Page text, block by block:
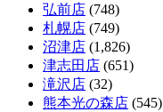
弘前店 (748)
札幌店 (749)
沼津店 (1,826)
津志田店 (651)
滝沢店 (32)
熊本光の森店 (545)